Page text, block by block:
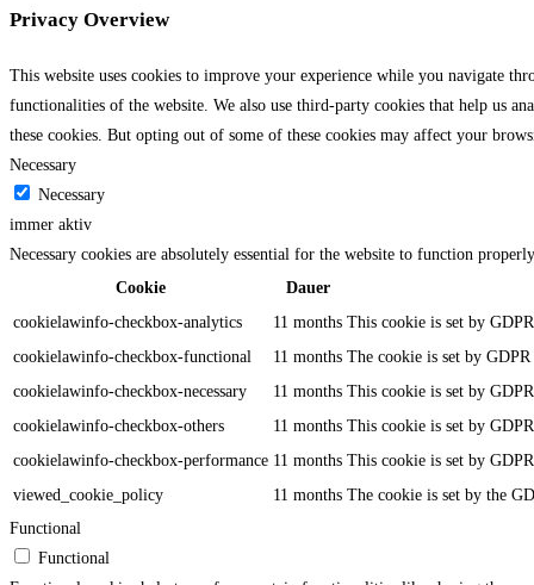
Privacy Overview
This website uses cookies to improve your experience while you navigate
functionalities of the website. We also use third-party cookies that help us
these cookies. But opting out of some of these cookies may affect your
Necessary
Necessary
immer aktiv
Necessary cookies are absolutely essential for the website to function
Cookie
Dauer
cookielawinfo-checkbox-analytics
11 months This cookie is set by
cookielawinfo-checkbox-functional
11 months The cookie is set by
cookielawinfo-checkbox-necessary
11 months This cookie is set by
cookielawinfo-checkbox-others
11 months This cookie is set by
cookielawinfo-checkbox-performance 11 months This cookie is set by
viewed_cookie_policy
11 months The cookie is set by the
Functional
Functional